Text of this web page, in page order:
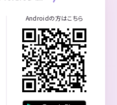
Androidの方はこちら